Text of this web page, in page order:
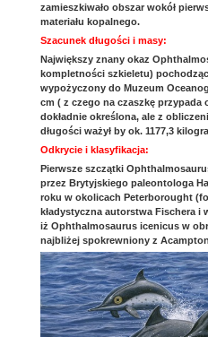
zamieszkiwało obszar wokół
materiału kopalnego.
Szacunek długości i masy:
Największy znany okaz
kompletności szkieletu)
wypożyczony do Muzeum
cm ( z czego na czaszkę przypada
dokładnie określona, ale z
długości ważył by ok. 1177,3
Odkrycie i klasyfikacja:
Pierwsze szczątki
przez Brytyjskiego paleontologa
roku w okolicach Peterborought
kładystyczna autorstwa Fischera i
iż Ophthalmosaurus icenicus w
najbliżej spokrewniony z